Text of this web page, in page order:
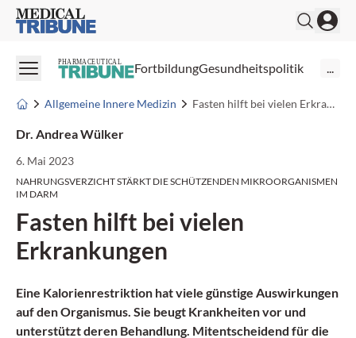
Medical Tribune
PHARMACEUTICAL FortbildungGesundheitspolitik ...
Allgemeine Innere Medizin Fasten hilft bei vielen Erkrankungen
Dr. Andrea Wülker
6. Mai 2023
NAHRUNGSVERZICHT STÄRKT DIE SCHÜTZENDEN MIKROORGANISMEN
IM DARM
Fasten hilft bei vielen
Erkrankungen
Eine Kalorienrestriktion hat viele günstige Auswirkungen
auf den Organismus. Sie beugt Krankheiten vor und
unterstützt deren Behandlung. Mitentscheidend für die